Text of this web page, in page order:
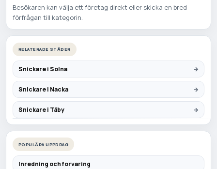
Besökaren kan välja ett företag direkt eller skicka en bred
förfrågan till kategorin.
RELATERADE STÄDER
Snickare i Solna
Snickare i Nacka
Snickare i Täby
POPULÄRA UPPDRAG
Inredning och forvaring